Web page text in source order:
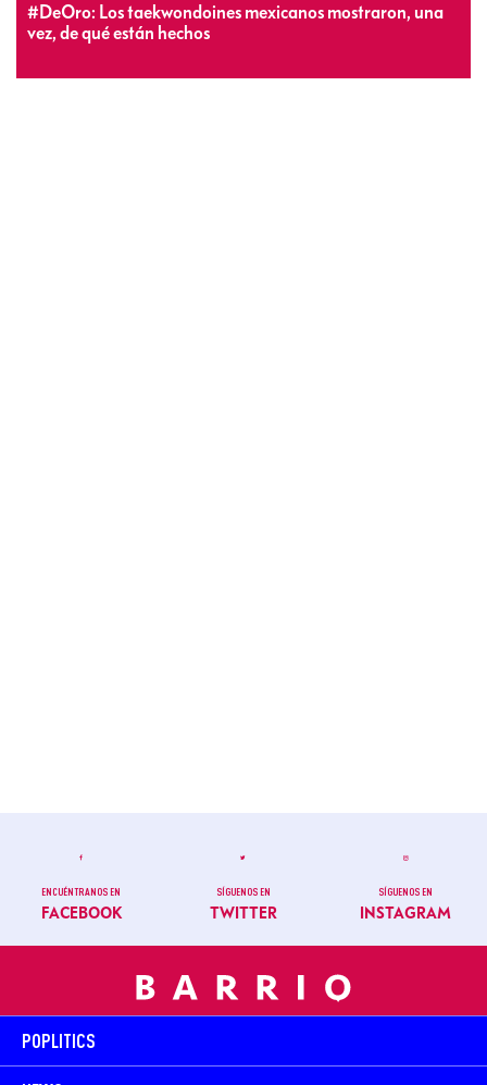
#DeOro: Los taekwondoines mexicanos mostraron, una
vez, de qué están hechos
ENCUÉNTRANOS EN
FACEBOOK
SÍGUENOS EN
TWITTER
SÍGUENOS EN
INSTAGRAM
POPLITICS